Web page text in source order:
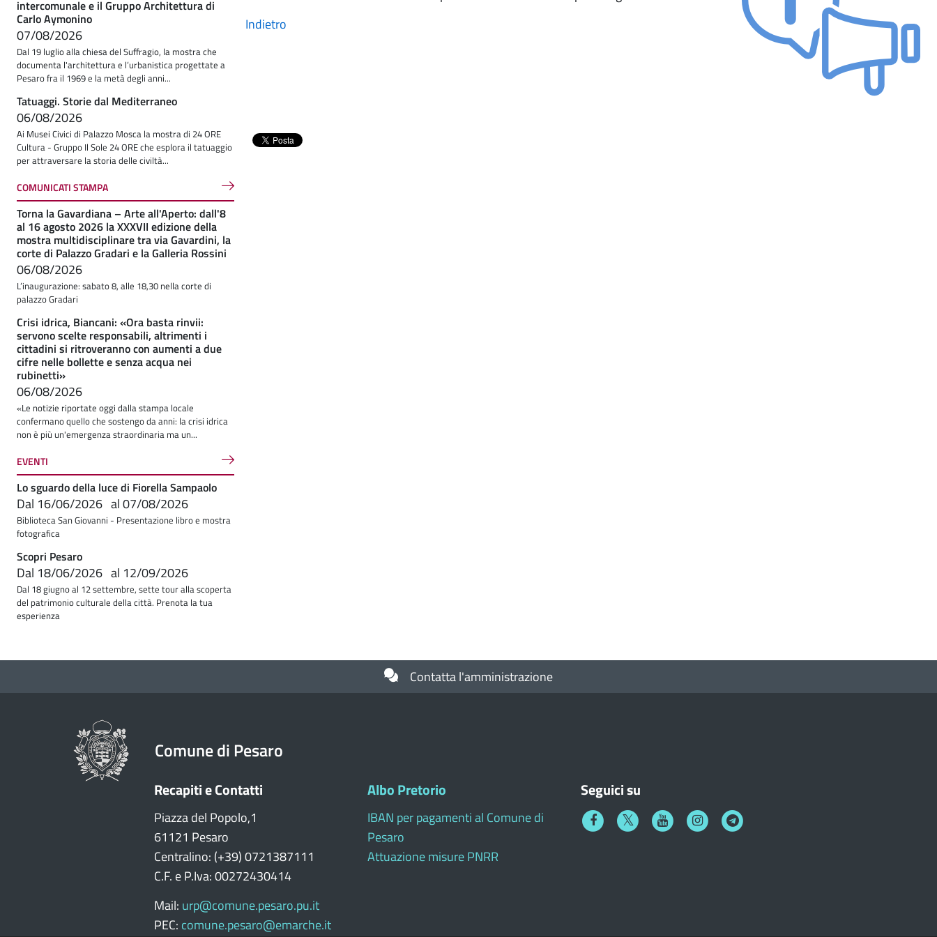
Indietro
intercomunale e il Gruppo Architettura di
Carlo Aymonino
07/08/2026
Dal 19 luglio alla chiesa del Suffragio, la mostra che
documenta l'architettura e l’urbanistica progettate a
Pesaro fra il 1969 e la metà degli anni...
Tatuaggi. Storie dal Mediterraneo
06/08/2026
Ai Musei Civici di Palazzo Mosca la mostra di 24 ORE
Cultura - Gruppo Il Sole 24 ORE che esplora il tatuaggio
per attraversare la storia delle civiltà...
COMUNICATI STAMPA
Torna la Gavardiana – Arte all'Aperto: dall'8
al 16 agosto 2026 la XXXVII edizione della
mostra multidisciplinare tra via Gavardini, la
corte di Palazzo Gradari e la Galleria Rossini
06/08/2026
L’inaugurazione: sabato 8, alle 18,30 nella corte di
palazzo Gradari
Crisi idrica, Biancani: «Ora basta rinvii:
servono scelte responsabili, altrimenti i
cittadini si ritroveranno con aumenti a due
cifre nelle bollette e senza acqua nei
rubinetti»
06/08/2026
«Le notizie riportate oggi dalla stampa locale
confermano quello che sostengo da anni: la crisi idrica
non è più un'emergenza straordinaria ma un...
EVENTI
Lo sguardo della luce di Fiorella Sampaolo
Dal 16/06/2026 al07/08/2026
Biblioteca San Giovanni - Presentazione libro e mostra
fotografica
Scopri Pesaro
Dal 18/06/2026 al 12/09/2026
Dal 18 giugno al 12 settembre, sette tour alla scoperta
del patrimonio culturale della città. Prenota la tua
esperienza
Contatta l'amministrazione
Comune di Pesaro
Recapiti e Contatti
Piazza del Popolo,1
61121 Pesaro
Centralino: (+39) 0721387111
C.F. e P.Iva: 00272430414
Mail: urp@comune.pesaro.pu.it
PEC: comune.pesaro@emarche.it
Albo Pretorio
IBAN per pagamenti al Comune di
Pesaro
Attuazione misure PNRR
Seguici su
FacebookTwitter YoutubeInstagramTelegram